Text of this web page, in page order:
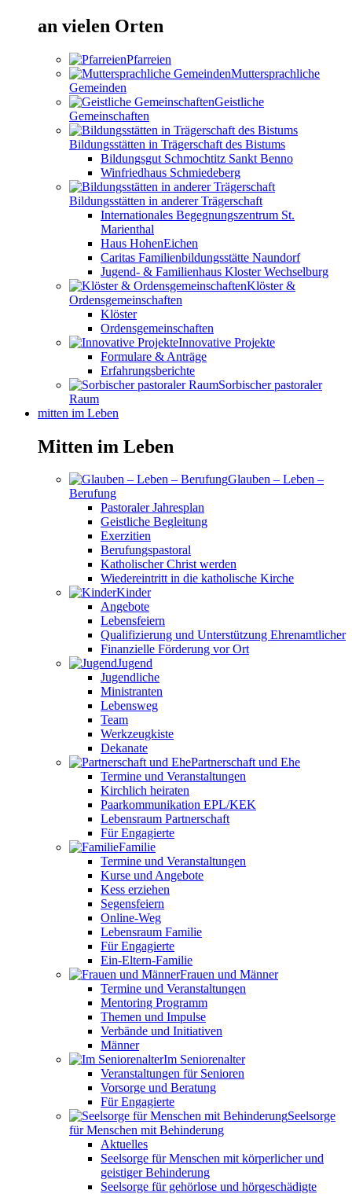
an vielen Orten
Pfarreien
Muttersprachliche
Gemeinden
Geistliche
Gemeinschaften
Bildungsstätten in Trägerschaft des Bistums
Bildungsgut Schmochtitz Sankt Benno
Winfriedhaus Schmiedeberg
Bildungsstätten in anderer Trägerschaft
Internationales Begegnungszentrum St.
Marienthal
Haus HohenEichen
Caritas Familienbildungsstätte Naundorf
Jugend- & Familienhaus Kloster Wechselburg
Klöster &
Ordensgemeinschaften
Klöster
Ordensgemeinschaften
Innovative Projekte
Formulare & Anträge
Erfahrungsberichte
Sorbischer pastoraler
Raum
mitten im Leben
Mitten im Leben
Glauben – Leben –
Berufung
Pastoraler Jahresplan
Geistliche Begleitung
Exerzitien
Berufungspastoral
Katholischer Christ werden
Wiedereintritt in die katholische Kirche
Kinder
Angebote
Lebensfeiern
Qualifizierung und Unterstützung Ehrenamtlicher
Finanzielle Förderung vor Ort
Jugend
Jugendliche
Ministranten
Lebensweg
Team
Werkzeugkiste
Dekanate
Partnerschaft und Ehe
Termine und Veranstaltungen
Kirchlich heiraten
Paarkommunikation EPL/KEK
Lebensraum Partnerschaft
Für Engagierte
Familie
Termine und Veranstaltungen
Kurse und Angebote
Kess erziehen
Segensfeiern
Online-Weg
Lebensraum Familie
Für Engagierte
Ein-Eltern-Familie
Frauen und Männer
Termine und Veranstaltungen
Mentoring Programm
Themen und Impulse
Verbände und Initiativen
Männer
Im Seniorenalter
Veranstaltungen für Senioren
Vorsorge und Beratung
Für Engagierte
Seelsorge
für Menschen mit Behinderung
Aktuelles
Seelsorge für Menschen mit körperlicher und
geistiger Behinderung
Seelsorge für gehörlose und hörgeschädigte